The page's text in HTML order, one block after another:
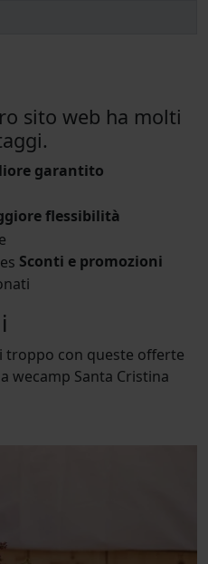
sito web ha molti
garantito
flessibilità
Sconti e promozioni
troppo con queste offerte
wecamp Santa Cristina